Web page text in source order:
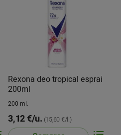
Rexona deo tropical esprai
200ml
200 ml.
3,12 €/u. (15,60 €/l.)